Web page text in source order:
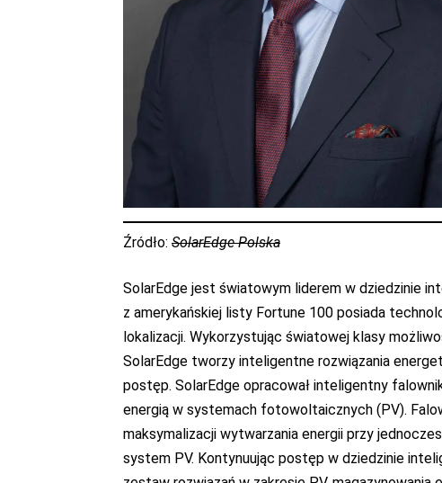
Źródło: SolarEdge Polska
SolarEdge jest światowym liderem w dziedzinie
z amerykańskiej listy Fortune 100 posiada
lokalizacji. Wykorzystując światowej klasy
SolarEdge tworzy inteligentne rozwiązania
postęp. SolarEdge opracował inteligentny
energią w systemach fotowoltaicznych (PV).
maksymalizacji wytwarzania energii przy
system PV. Kontynuując postęp w dziedzinie